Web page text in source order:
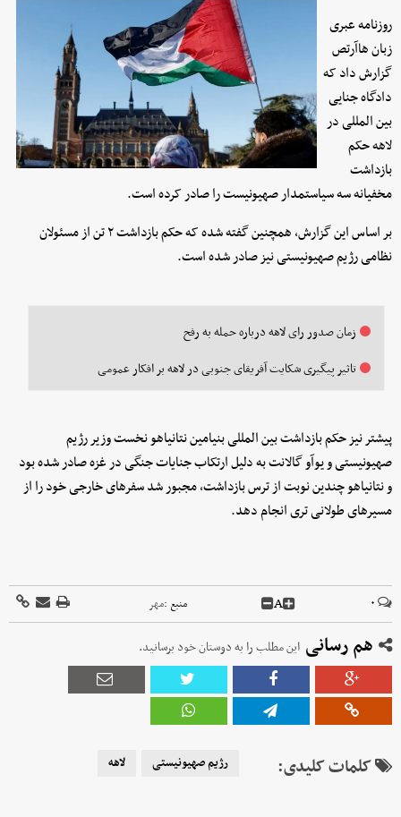
روزنامه عبری
زبان هاآرتص
گزارش داد که
دادگاه جنایی
بین المللی در
لاهه حکم
بازداشت
مخفیانه سه سیاستمدار صهیونیست را صادر کرده است.
بر اساس این گزارش، همچنین گفته شده که حکم بازداشت ۲ تن از مسئولان
نظامی رژیم صهیونیستی نیز صادر شده است.
زمان صدور رای لاهه درباره حمله به رفح
تاثیر پیگیری شکایت آفریقای جنوبی در لاهه بر افکار عمومی
پیشتر نیز حکم بازداشت بین المللی بنیامین نتانیاهو نخست وزیر رژیم
صهیونیستی و یوآو گالانت به دلیل ارتکاب جنایات جنگی در غزه صادر شده بود
و نتانیاهو چندین نوبت از ترس بازداشت، مجبور شد سفرهای خارجی خود را از
مسیرهای طولانی تری انجام دهد.
۰ A منبع :مهر
هم رسانی این مطلب را به دوستان خود برسانید.
کلمات کلیدی: رژیم صهیونیستی لاهه